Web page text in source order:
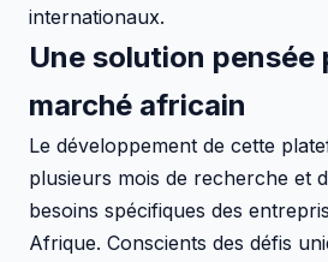
internationaux.
Une solution pensée
marché africain
Le développement de cette
plusieurs mois de recherche et
besoins spécifiques des
Afrique. Conscients des défis